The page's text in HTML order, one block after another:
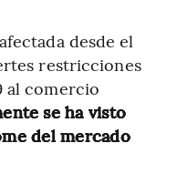
desde el
restricciones
al comercio
se ha visto
del mercado